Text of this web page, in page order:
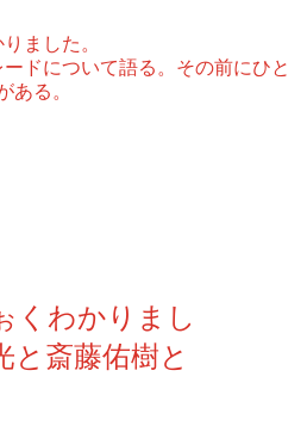
ました。
ドについて語る。その前にひと
ある。
くわかりまし
と斎藤佑樹と